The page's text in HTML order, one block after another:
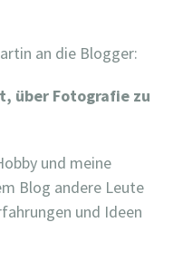
an die Blogger:
über Fotografie zu
und meine
Blog andere Leute
und Ideen